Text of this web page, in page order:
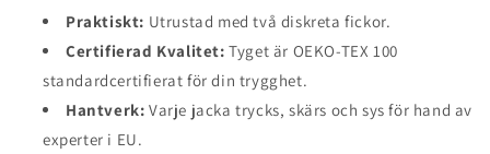
Praktiskt: Utrustad med två diskreta fickor.
Certifierad Kvalitet: Tyget är OEKO-TEX 100
standardcertifierat för din trygghet.
Hantverk: Varje jacka trycks, skärs och sys för hand av
experter i EU.